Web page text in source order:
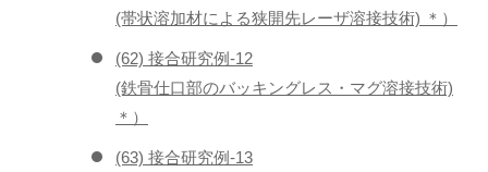
(帯状溶加材による狭開先レーザ溶接技術) ＊）
(62) 接合研究例-12
(鉄骨仕口部のバッキングレス・マグ溶接技術)
＊）
(63) 接合研究例-13